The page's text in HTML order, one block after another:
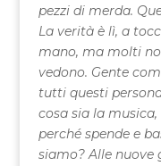
pezzi di merda.
La verità è lì, a
mano, ma molti
vedono. Gente
tutti questi
cosa sia la
perché spende e
siamo? Alle nuove